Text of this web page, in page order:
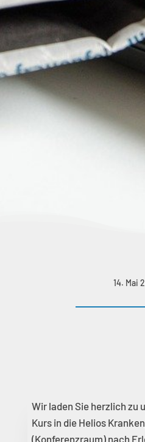
14. Mai
Wir laden Sie herzlich zu
Kurs in die Helios
(Konferenzraum) nach